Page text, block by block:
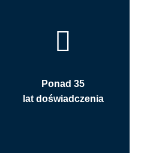
Ponad 35
lat doświadczenia